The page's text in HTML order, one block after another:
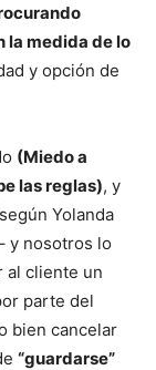
la medida de lo
y opción de
(Miedo a
las reglas), y
Yolanda
y nosotros lo
al cliente un
parte del
bien cancelar
“guardarse”